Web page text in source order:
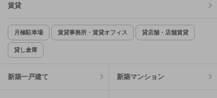
賃貸
月極駐車場 賃貸事務所・賃貸オフィス 貸店舗・店舗賃貸
貸し倉庫
新築一戸建て 新築マンション